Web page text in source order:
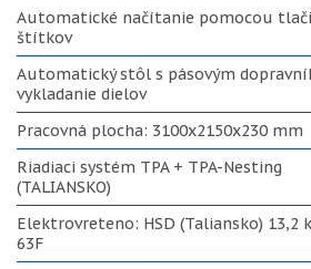
Automatické načítanie pomocou
štítkov
Automatický stôl s pásovým
vykladanie dielov
Pracovná plocha: 3100x2150х230 mm
Riadiaci systém TPA + TPA-Nesting
(TALIANSKO)
Elektrovreteno: HSD (Taliansko) 13,2
63F